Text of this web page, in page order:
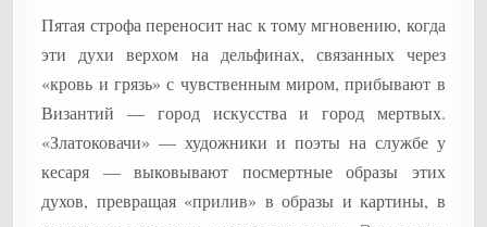
Пятая строфа переносит нас к тому мгновению, когда
эти духи верхом на дельфинах, связанных через
«кровь и грязь» с чувственным миром, прибывают в
Византий — город искусства и город мертвых.
«Златоковачи» — художники и поэты на службе у
кесаря — выковывают посмертные образы этих
духов, превращая «прилив» в образы и картины, в